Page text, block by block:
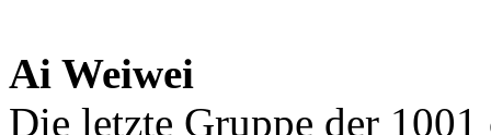
Ai Weiwei
Die letzte Gruppe der